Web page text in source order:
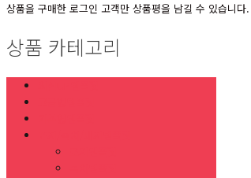
상품을 구매한 로그인 고객만 상품평을 남길 수 있습니다.
상품 카테고리